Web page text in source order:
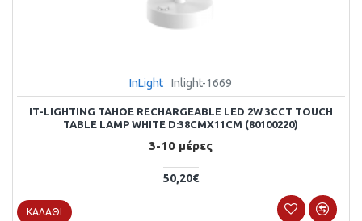
InLight Inlight-1669
IT-LIGHTING TAHOE RECHARGEABLE LED 2W 3CCT TOUCH
TABLE LAMP WHITE D:38CMX11CM (80100220)
3-10 μέρες
50,20€
ΚΑΛΆΘΙ